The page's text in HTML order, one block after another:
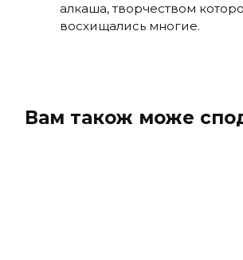
алкаша, творчеством
восхищались многие.
Вам також може